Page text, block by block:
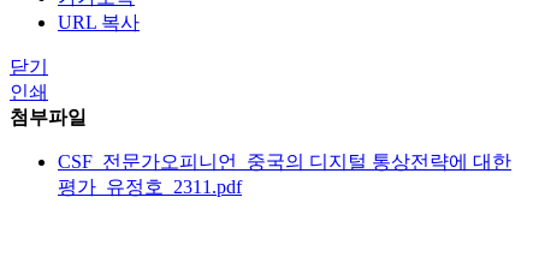
URL 복사
닫기
인쇄
첨부파일
CSF_전문가오피니언_중국의 디지털 통상전략에 대한
평가_유정호_2311.pdf